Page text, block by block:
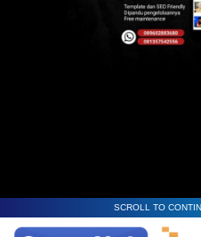
SCROLL TO